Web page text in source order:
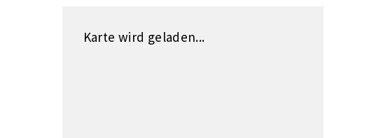
Karte wird geladen...